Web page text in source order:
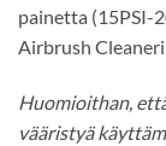
painetta (15PSI-
Airbrush
Huomioithan,
vääristyä